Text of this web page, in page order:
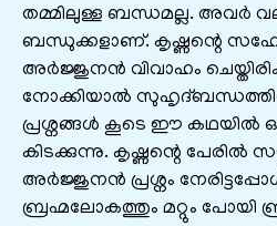
തമ്മിലുള്ള ബന്ധമല്ല. അവര്‍
ബന്ധുക്കളാണ്‌. കൃഷ്ണന്റെ
അര്‍ജ്ജുനന്‍ വിവാഹം
നോക്കിയാല്‍
പ്രശ്നങ്ങള്‍ കൂടെ ഈ കഥയില്‍
കിടക്കുന്നു. കൃഷ്ണന്റെ പേരില്‍
അര്‍ജ്ജുനന്‍ പ്രശ്നം
ബ്രഹ്മലോകത്തും മറ്റും പോയി